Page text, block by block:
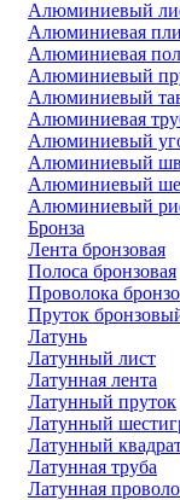
Алюминиевый
Алюминиевая
Алюминиевая
Алюминиевый
Алюминиевый
Алюминиевая
Алюминиевый
Алюминиевый
Алюминиевый
Алюминиевый
Бронза
Лента бронзовая
Полоса бронзовая
Проволока
Пруток
Латунь
Латунный лист
Латунная лента
Латунный пруток
Латунный
Латунный
Латунная труба
Латунная